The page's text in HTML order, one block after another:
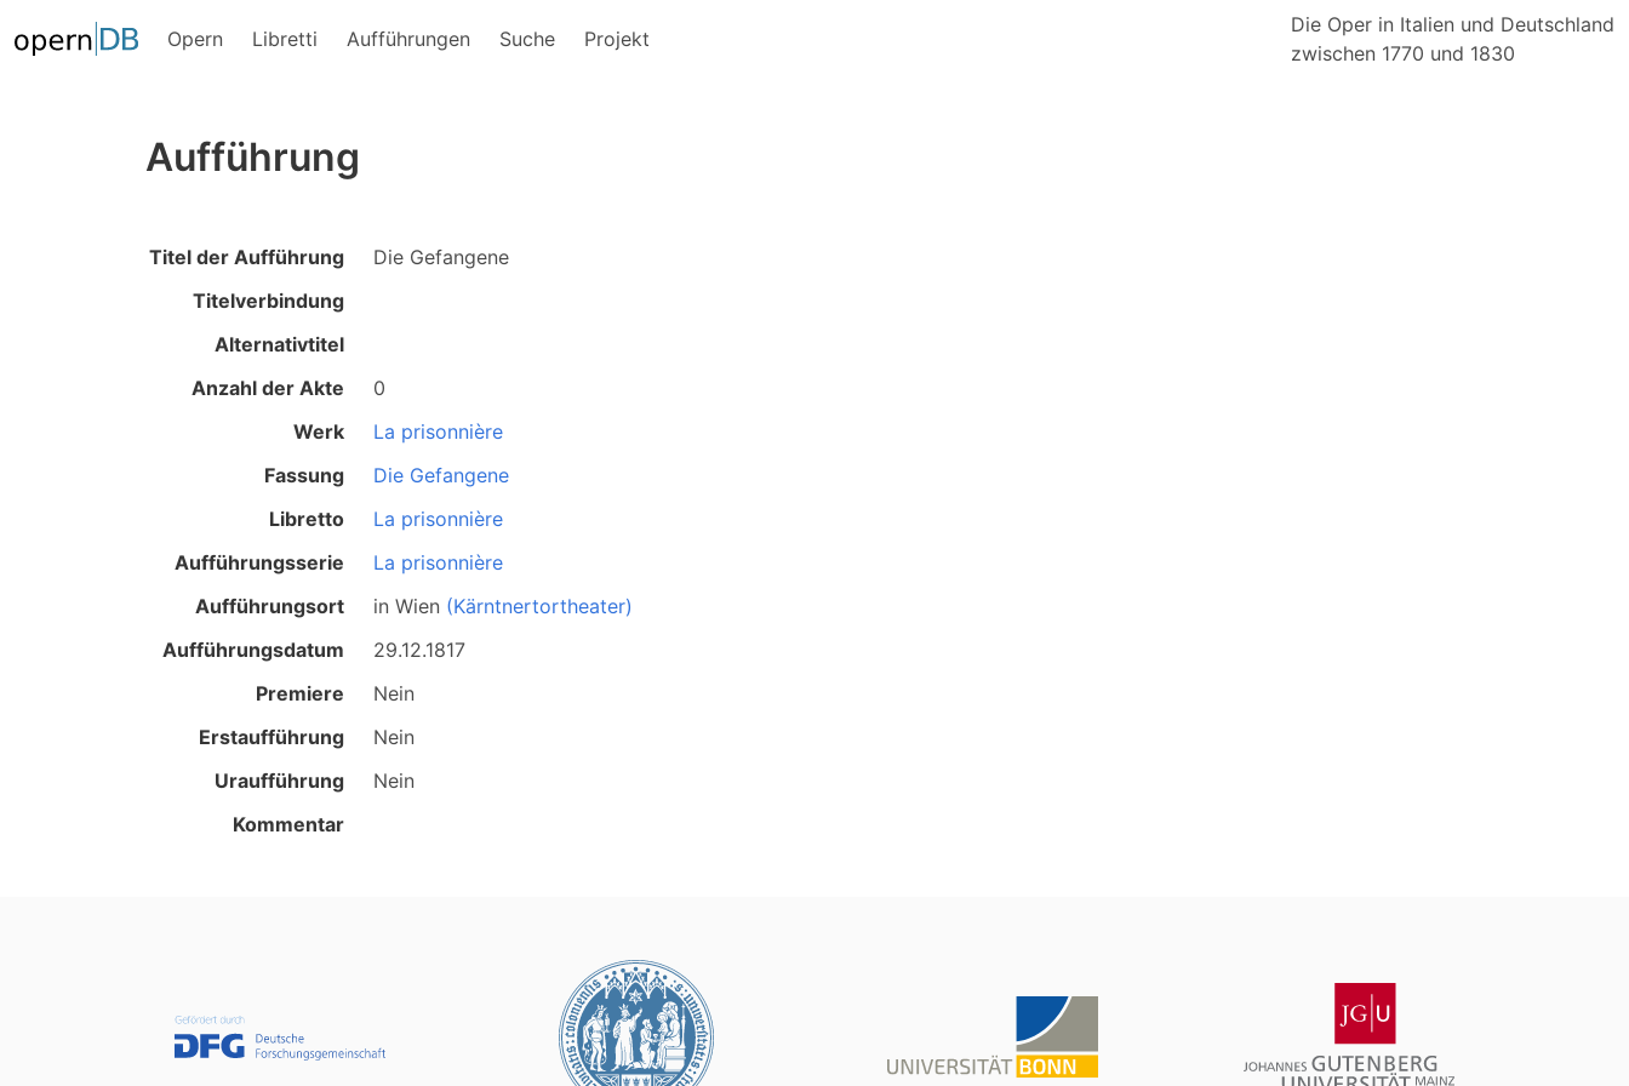
Opern Libretti Aufführungen Suche Projekt
Die Oper in Italien und Deutschland
zwischen 1770 und 1830
Aufführung
Titel der Aufführung
Die Gefangene
Titelverbindung
Alternativtitel
Anzahl der Akte
0
Werk
La prisonnière
Fassung
Die Gefangene
Libretto
La prisonnière
Aufführungsserie
La prisonnière
Aufführungsort
in Wien (Kärntnertortheater)
Aufführungsdatum
29.12.1817
Premiere
Nein
Erstaufführung
Nein
Uraufführung
Nein
Kommentar